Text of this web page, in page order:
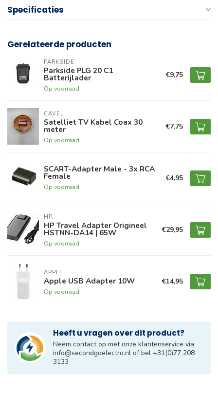
Specificaties
Gerelateerde producten
PARKSIDE
Parkside PLG 20 C1
Batterijlader
Op voorraad
€9,75
CAVEL
Satelliet TV Kabel Coax 30
meter
Op voorraad
€7,75
SCART-Adapter Male - 3x RCA
Female
Op voorraad
€4,95
HP.
HP Travel Adapter Origineel
HSTNN-DA14 | 65W
Op voorraad
€29,95
APPLE
Apple USB Adapter 10W
Op voorraad
€14,95
Heeft u vragen over dit product?
Neem contact op met onze klantenservice via
info@secondgoelectro.nl of bel +31(0)77 208
3133